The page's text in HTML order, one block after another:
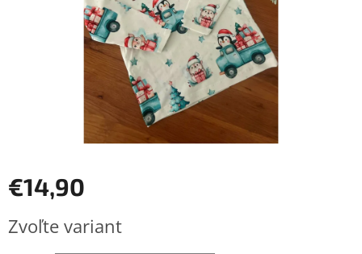
€14,90
cena:
Zvoľte variant